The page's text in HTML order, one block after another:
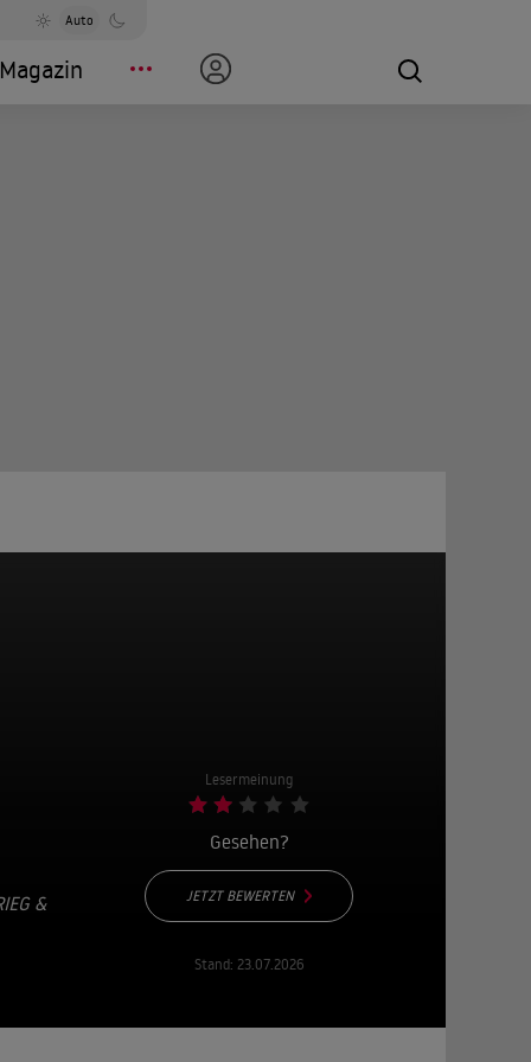
Auto
Magazin
&
Lesermeinung
Gesehen?
JETZT BEWERTEN
Stand: 23.07.2026